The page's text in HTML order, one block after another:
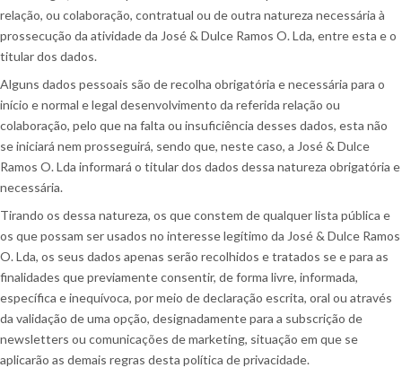
relação, ou colaboração, contratual ou de outra natureza necessária à
prossecução da atividade da José & Dulce Ramos O. Lda, entre esta e o
titular dos dados.
Alguns dados pessoais são de recolha obrigatória e necessária para o
início e normal e legal desenvolvimento da referida relação ou
colaboração, pelo que na falta ou insuficiência desses dados, esta não
se iniciará nem prosseguirá, sendo que, neste caso, a José & Dulce
Ramos O. Lda informará o titular dos dados dessa natureza obrigatória e
necessária.
Tirando os dessa natureza, os que constem de qualquer lista pública e
os que possam ser usados no interesse legítimo da José & Dulce Ramos
O. Lda, os seus dados apenas serão recolhidos e tratados se e para as
finalidades que previamente consentir, de forma livre, informada,
específica e inequívoca, por meio de declaração escrita, oral ou através
da validação de uma opção, designadamente para a subscrição de
newsletters ou comunicações de marketing, situação em que se
aplicarão as demais regras desta política de privacidade.